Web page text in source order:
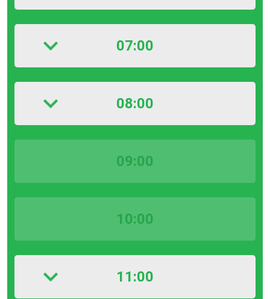
07:00
08:00
09:00
10:00
11:00